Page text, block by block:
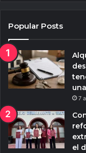
Popular Posts
7
el